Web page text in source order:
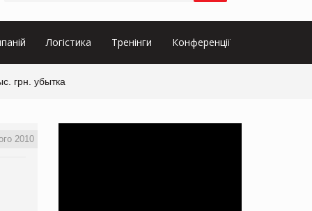
Логістика Тренінги Конференції
грн. убытка
2010